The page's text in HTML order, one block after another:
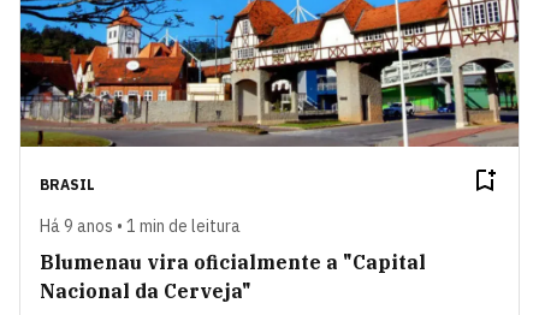
BRASIL
Há 9 anos • 1 min de leitura
Blumenau vira oficialmente a "Capital
Nacional da Cerveja"